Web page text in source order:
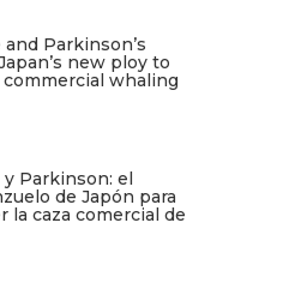
Parkinson’s
new ploy to
whaling
Parkinson: el
de Japón para
la caza comercial de
gratis en tu
de Identificación
de Chile, así
de novedades y